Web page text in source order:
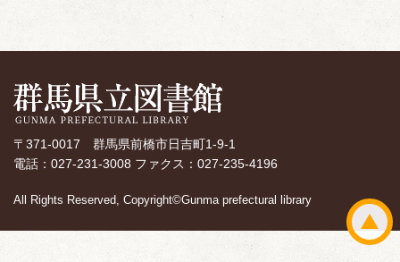
〒371-0017 群馬県前橋市日吉町1-9-1
電話：027-231-3008 ファクス：027-235-4196
All Rights Reserved, Copyright©Gunma prefectural library